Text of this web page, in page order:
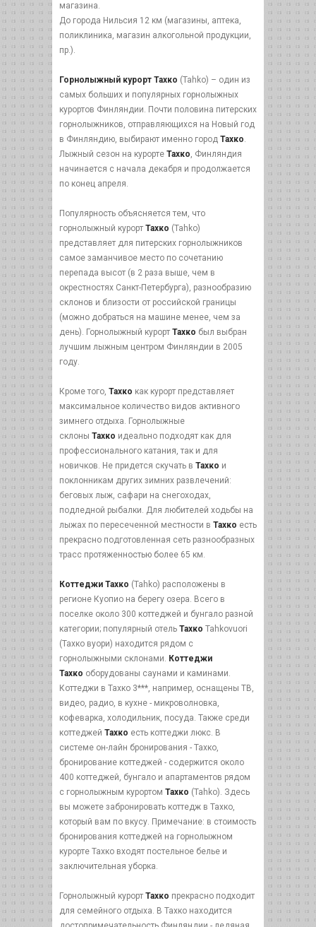
магазина.
До города Нильсия 12 км (магазины, аптека,
поликлиника, магазин алкогольной продукции,
пр.).
Горнолыжный курорт Тахко (Tahko) – один из
самых больших и популярных горнолыжных
курортов Финляндии. Почти половина питерских
горнолыжников, отправляющихся на Новый год
в Финляндию, выбирают именно город Тахко.
Лыжный сезон на курорте Тахко, Финляндия
начинается с начала декабря и продолжается
по конец апреля.
Популярность объясняется тем, что
горнолыжный курорт Тахко (Tahko)
представляет для питерских горнолыжников
самое заманчивое место по сочетанию
перепада высот (в 2 раза выше, чем в
окрестностях Санкт-Петербурга), разнообразию
склонов и близости от российской границы
(можно добраться на машине менее, чем за
день). Горнолыжный курорт Тахко был выбран
лучшим лыжным центром Финляндии в 2005
году.
Кроме того, Тахко как курорт представляет
максимальное количество видов активного
зимнего отдыха. Горнолыжные
склоны Тахко идеально подходят как для
профессионального катания, так и для
новичков. Не придется скучать в Тахко и
поклонникам других зимних развлечений:
беговых лыж, сафари на снегоходах,
подледной рыбалки. Для любителей ходьбы на
лыжах по пересеченной местности в Тахко есть
прекрасно подготовленная сеть разнообразных
трасс протяженностью более 65 км.
Коттеджи Тахко (Tahko) расположены в
регионе Куопио на берегу озера. Всего в
поселке около 300 коттеджей и бунгало разной
категории; популярный отель Тахко Tahkovuori
(Тахко вуори) находится рядом с
горнолыжными склонами. Коттеджи
Тахко оборудованы саунами и каминами.
Коттеджи в Тахко 3***, например, оснащены ТВ,
видео, радио, в кухне - микроволновка,
кофеварка, холодильник, посуда. Также среди
коттеджей Тахко есть коттеджи люкс. В
системе он-лайн бронирования - Тахко,
бронирование коттеджей - содержится около
400 коттеджей, бунгало и апартаментов рядом
с горнолыжным курортом Тахко (Tahko). Здесь
вы можете забронировать коттедж в Тахко,
который вам по вкусу. Примечание: в стоимость
бронирования коттеджей на горнолыжном
курорте Тахко входят постельное белье и
заключительная уборка.
Горнолыжный курорт Тахко прекрасно подходит
для семейного отдыха. В Тахко находится